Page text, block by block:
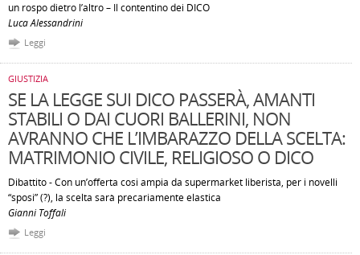
un rospo dietro l’altro – Il contentino dei DICO
Luca Alessandrini
Leggi
GIUSTIZIA
SE LA LEGGE SUI DICO PASSERÀ, AMANTI
STABILI O DAI CUORI BALLERINI, NON
AVRANNO CHE L’IMBARAZZO DELLA SCELTA:
MATRIMONIO CIVILE, RELIGIOSO O DICO
Dibattito - Con un’offerta cosi ampia da supermarket liberista, per i novelli
“sposi” (?), la scelta sarà precariamente elastica
Gianni Toffali
Leggi